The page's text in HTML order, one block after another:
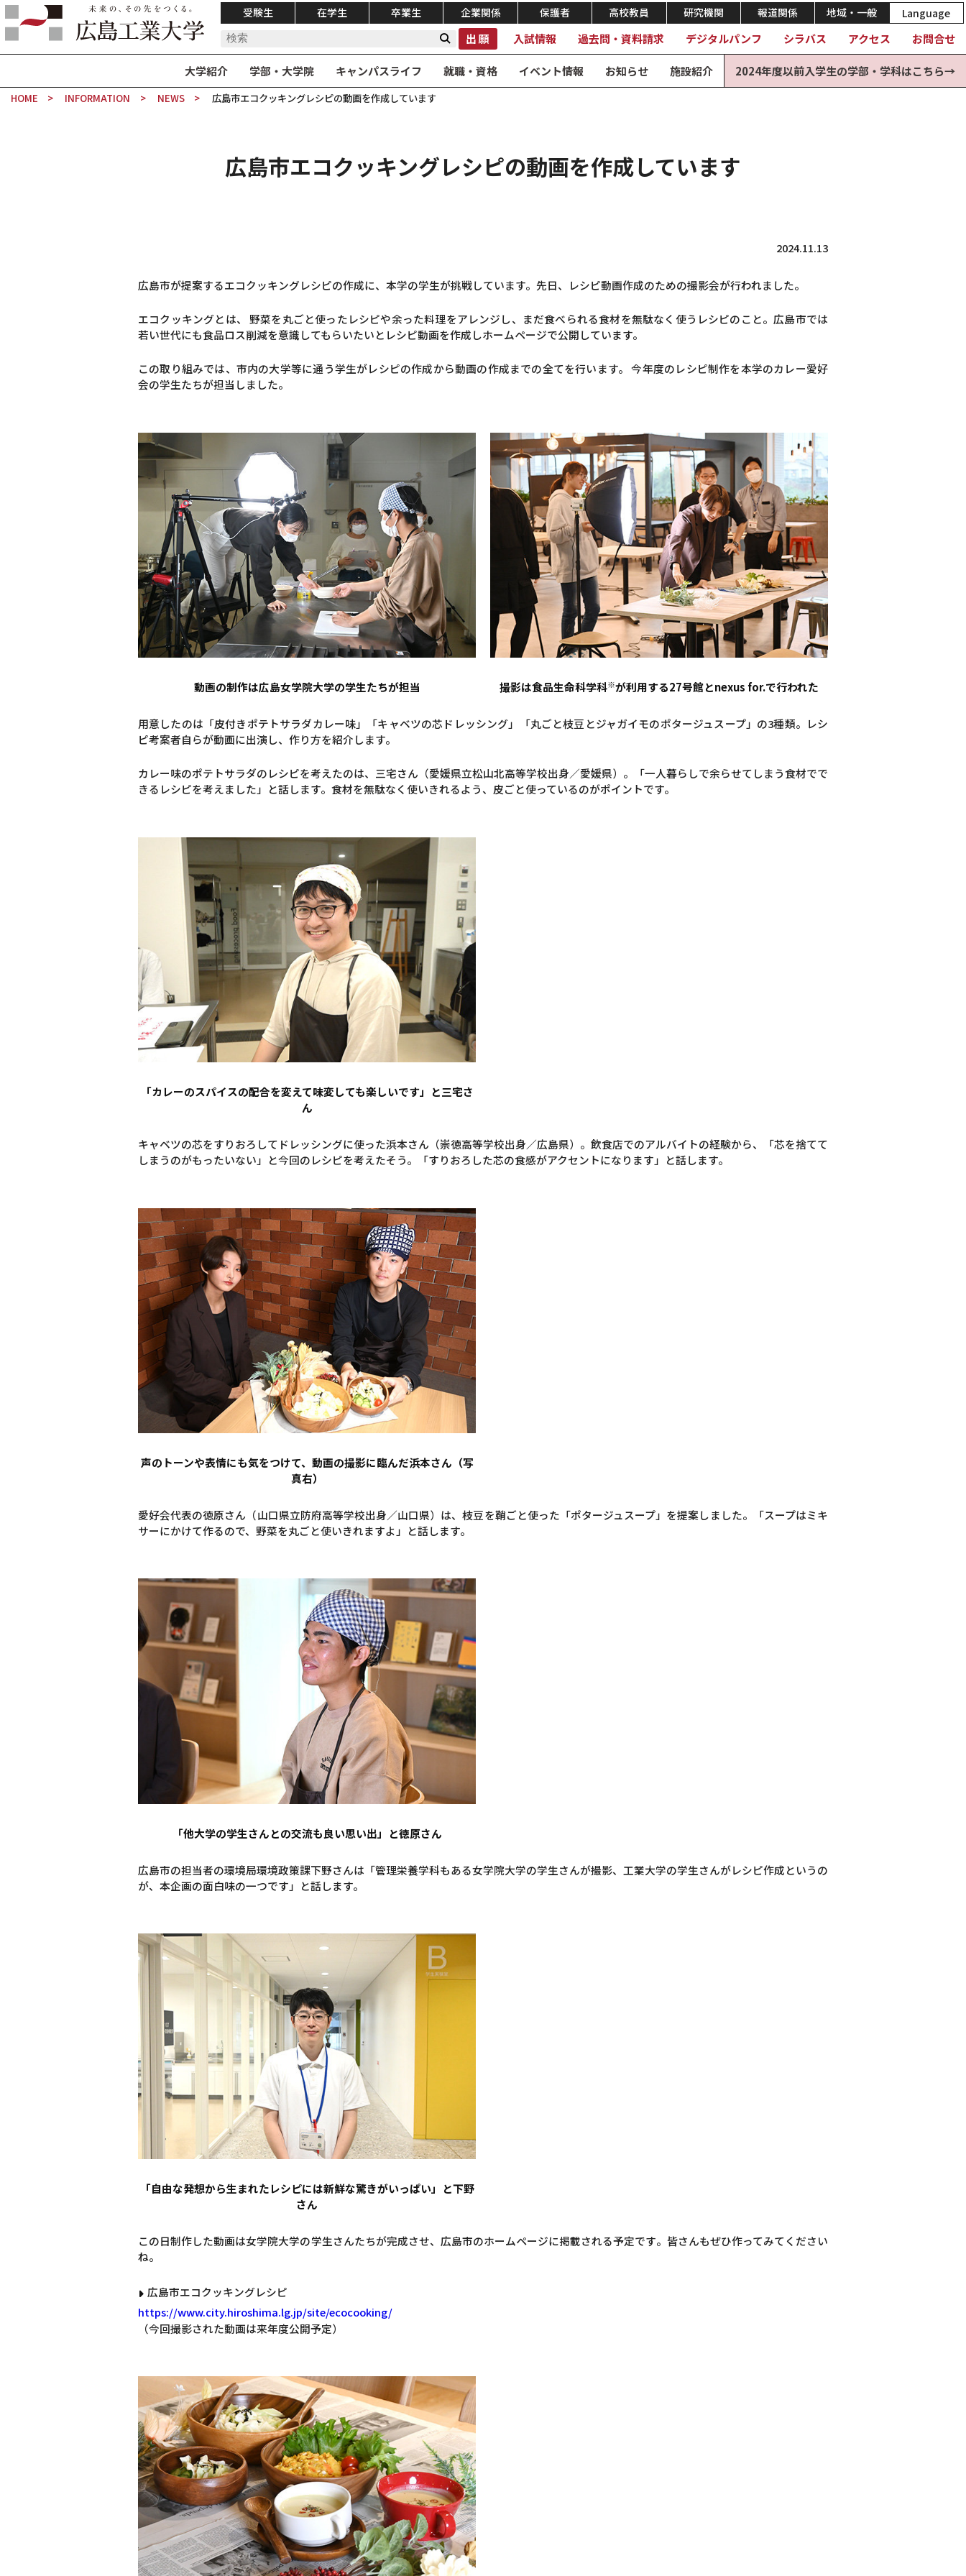
受験生 在学生 卒業生 企業関係 保護者 高校教員 研究機関 報道関係 地域・一般 Language
出願 入試情報 過去問・資料請求 デジタルパンフ シラバス アクセス お問合せ
大学紹介 学部・大学院 キャンパスライフ 就職・資格 イベント情報 お知らせ 施設紹介 2024年度以前入学生の学部・学科はこちら→
HOME INFORMATION NEWS 広島市エコクッキングレシピの動画を作成しています
広島市エコクッキングレシピの動画を作成しています
2024.11.13
広島市が提案するエコクッキングレシピの作成に、本学の学生が挑戦しています。先日、レシピ動画作成のための撮影会が行われました。
エコクッキングとは、 野菜を丸ごと使ったレシピや余った料理をアレンジし、まだ食べられる食材を無駄なく使うレシピのこと。広島市では
若い世代にも食品ロス削減を意識してもらいたいとレシピ動画を作成しホームページで公開しています。
この取り組みでは、市内の大学等に通う学生がレシピの作成から動画の作成までの全てを行います。 今年度のレシピ制作を本学のカレー愛好
会の学生たちが担当しました。
動画の制作は広島女学院大学の学生たちが担当 撮影は食品生命科学科※が利用する27号館とnexus for.で行われた
用意したのは「皮付きポテトサラダカレー味」「キャベツの芯ドレッシング」「丸ごと枝豆とジャガイモのポタージュスープ」の3種類。レシ
ピ考案者自らが動画に出演し、作り方を紹介します。
カレー味のポテトサラダのレシピを考えたのは、三宅さん（愛媛県立松山北高等学校出身／愛媛県）。「一人暮らしで余らせてしまう食材でで
きるレシピを考えました」と話します。食材を無駄なく使いきれるよう、皮ごと使っているのがポイントです。
「カレーのスパイスの配合を変えて味変しても楽しいです」と三宅さ
ん
キャベツの芯をすりおろしてドレッシングに使った浜本さん（崇徳高等学校出身／広島県）。飲食店でのアルバイトの経験から、「芯を捨てて
しまうのがもったいない」と今回のレシピを考えたそう。「すりおろした芯の食感がアクセントになります」と話します。
声のトーンや表情にも気をつけて、動画の撮影に臨んだ浜本さん（写
真右）
愛好会代表の徳原さん（山口県立防府高等学校出身／山口県）は、枝豆を鞘ごと使った「ポタージュスープ」を提案しました。「スープはミキ
サーにかけて作るので、野菜を丸ごと使いきれますよ」と話します。
「他大学の学生さんとの交流も良い思い出」と徳原さん
広島市の担当者の環境局環境政策課下野さんは「管理栄養学科もある女学院大学の学生さんが撮影、工業大学の学生さんがレシピ作成というの
が、本企画の面白味の一つです」と話します。
「自由な発想から生まれたレシピには新鮮な驚きがいっぱい」と下野
さん
この日制作した動画は女学院大学の学生さんたちが完成させ、広島市のホームページに掲載される予定です。皆さんもぜひ作ってみてください
ね。
広島市エコクッキングレシピ
https://www.city.hiroshima.lg.jp/site/ecocooking/
（今回撮影された動画は来年度公開予定）